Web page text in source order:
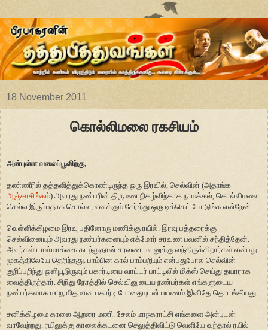
18 November 2011
கொல்லிமலை ரகசியம்
அன்புள்ள வலைப்பூவிற்கு,
தண்ணீரில் தத்தளித்துக்கொண்டிருந்த ஒரு இரவில், செல்வின் (அதாங்க
அஞ்சாசிங்கம்) அவரது நண்பரின் திருமண நிகழ்விற்காக நாமக்கல், கொல்லிமலை
செல்ல இருப்பதாக சொல்ல, எனக்கும் சேர்த்து ஒரு டிக்கெட் போடுங்க என்றேன்.
வெள்ளிக்கிழமை இரவு பதினோரு மணிக்கு ரயில். இரவு பத்தரைக்கு
செல்வினையும் அவரது நண்பர்களையும் எக்மோர் சரவண பவனில் சந்தித்தேன்.
அவர்கள் டாஸ்மாக்கை கடந்துதான் சரவண பவனுக்கு வந்திருக்கிறார்கள் என்பது
முகத்திலேயே தெரிந்தது. பாம்பின கால் பாம்பறியும் என்பதுபோல செல்வின்
குறிப்பறிந்து ஒளியூடுருவும் பகார்டியை வாட்டர் பாட்டிலில் மிக்ஸ் செய்து தயாராக
வைத்திருந்தார். சிறிது நேரத்தில் செல்வினுடைய நண்பர்கள் எங்களுடைய
நண்பர்களாக மாற, மிதமான பகார்டி போதையுடன் பயணம் இனிதே தொடங்கியது.
சனிக்கிழமை காலை ஆறரை மணி. சேலம் மாநகராட்சி எங்களை அன்புடன்
வரவேற்றது. ரயிலுக்கு காலைக்கடனை செலுத்திவிட்டு வெளியே வந்தால் ரயில்